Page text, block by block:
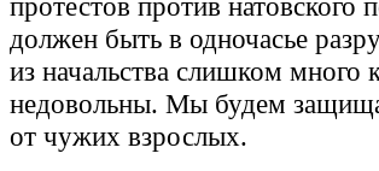
протестов против
должен быть в одночасье
из начальства слишком
недовольны. Мы будем
от чужих взрослых.